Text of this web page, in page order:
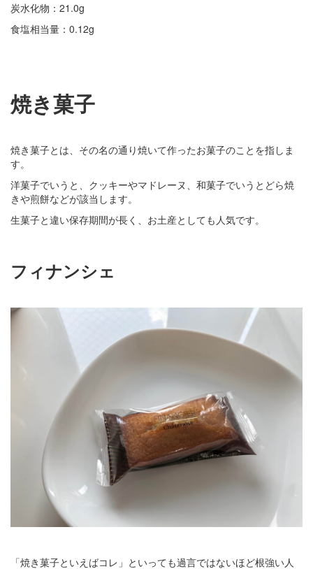
炭水化物：21.0g
食塩相当量：0.12g
焼き菓子
焼き菓子とは、その名の通り焼いて作ったお菓子のことを指しま
す。
洋菓子でいうと、クッキーやマドレーヌ、和菓子でいうとどら焼
きや煎餅などが該当します。
生菓子と違い保存期間が長く、お土産としても人気です。
フィナンシェ
「焼き菓子といえばコレ」といっても過言ではないほど根強い人